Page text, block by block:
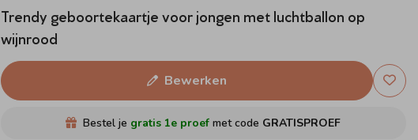
Trendy geboortekaartje voor jongen met luchtballon op
wijnrood
Bewerken
Bestel je gratis 1e proef met code GRATISPROEF